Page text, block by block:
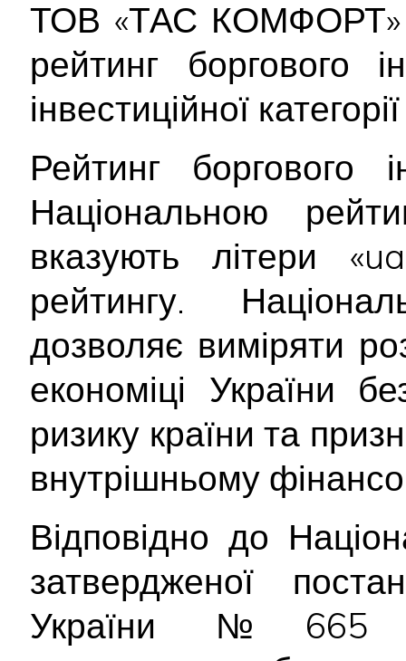
ТОВ «ТАС КОМФОРТ»
рейтинг боргового
інвестиційної
Рейтинг боргового
Національною
вказують літери
рейтингу.
дозволяє виміряти
економіці України
ризику країни та
внутрішньому
Відповідно до
затвердженої
України №665